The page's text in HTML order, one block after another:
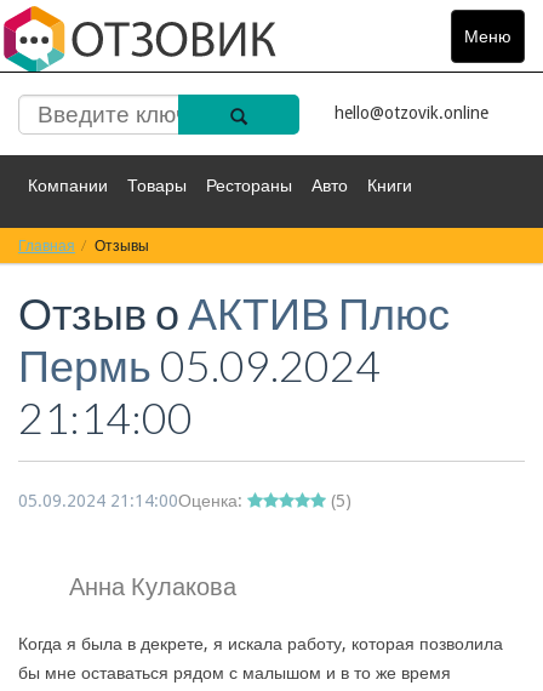
Меню
Toggle
hello@otzovik.online
Компании Товары Рестораны Авто Книги
Спорт Фильмы
Красота Здоровье Остальное
Главная Отзывы
Отзыв оАКТИВ Плюс
Пермь 05.09.2024
21:14:00
05.09.2024 21:14:00Оценка: (5)
Анна Кулакова
Когда я была в декрете, я искала работу, которая позволила
бы мне оставаться рядом с малышом и в то же время